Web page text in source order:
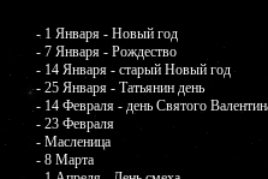
- 1 Января - Новый год
- 7 Января - Рождество
- 14 Января - старый Новый год
- 25 Января - Татьянин день
- 14 Февраля - день Святого
- 23 Февраля
- Масленица
- 8 Марта